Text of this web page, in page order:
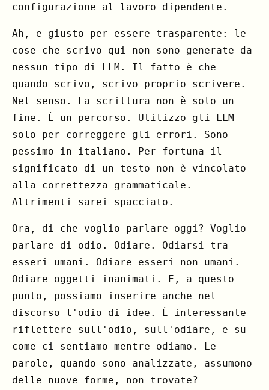
configurazione al lavoro dipendente.
Ah, e giusto per essere trasparente: le
cose che scrivo qui non sono generate da
nessun tipo di LLM. Il fatto è che
quando scrivo, scrivo proprio scrivere.
Nel senso. La scrittura non è solo un
fine. È un percorso. Utilizzo gli LLM
solo per correggere gli errori. Sono
pessimo in italiano. Per fortuna il
significato di un testo non è vincolato
alla correttezza grammaticale.
Altrimenti sarei spacciato.
Ora, di che voglio parlare oggi? Voglio
parlare di odio. Odiare. Odiarsi tra
esseri umani. Odiare esseri non umani.
Odiare oggetti inanimati. E, a questo
punto, possiamo inserire anche nel
discorso l'odio di idee. È interessante
riflettere sull'odio, sull'odiare, e su
come ci sentiamo mentre odiamo. Le
parole, quando sono analizzate, assumono
delle nuove forme, non trovate?